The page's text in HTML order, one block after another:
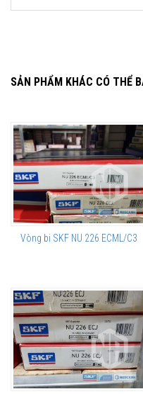
SẢN PHẨM KHÁC CÓ THỂ
Vòng bi SKF NU 226 ECML/C3